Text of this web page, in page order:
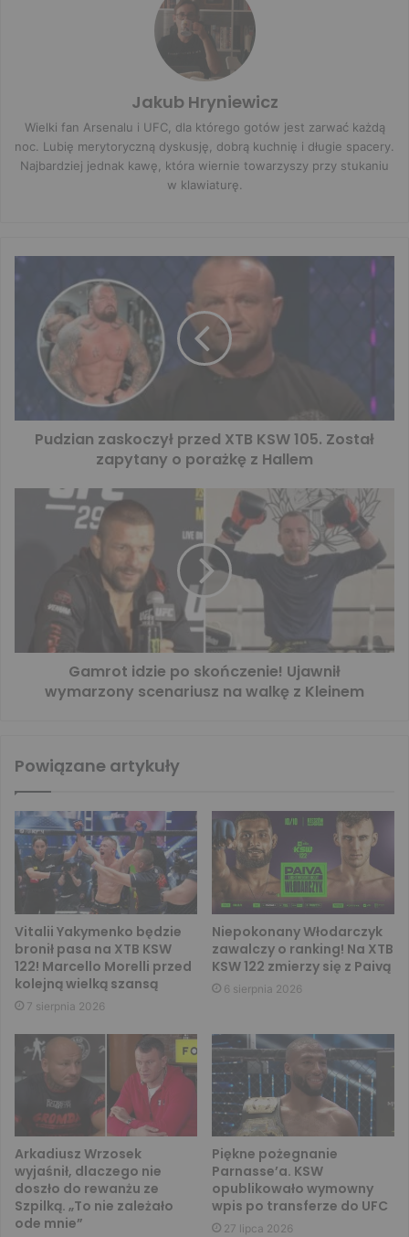
Jakub Hryniewicz
Wielki fan Arsenalu i UFC, dla którego gotów jest zarwać każdą
noc. Lubię merytoryczną dyskusję, dobrą kuchnię i długie spacery.
Najbardziej jednak kawę, która wiernie towarzyszy przy stukaniu
w klawiaturę.
Pudzian zaskoczył przed XTB KSW 105. Został
zapytany o porażkę z Hallem
Gamrot idzie po skończenie! Ujawnił
wymarzony scenariusz na walkę z Kleinem
Powiązane artykuły
Vitalii Yakymenko będzie
bronił pasa na XTB KSW
122! Marcello Morelli przed
kolejną wielką szansą
7 sierpnia 2026
Niepokonany Włodarczyk
zawalczy o ranking! Na XTB
KSW 122 zmierzy się z Paivą
6 sierpnia 2026
Arkadiusz Wrzosek
wyjaśnił, dlaczego nie
doszło do rewanżu ze
Szpilką. „To nie zależało
ode mnie”
Piękne pożegnanie
Parnasse’a. KSW
opublikowało wymowny
wpis po transferze do UFC
27 lipca 2026